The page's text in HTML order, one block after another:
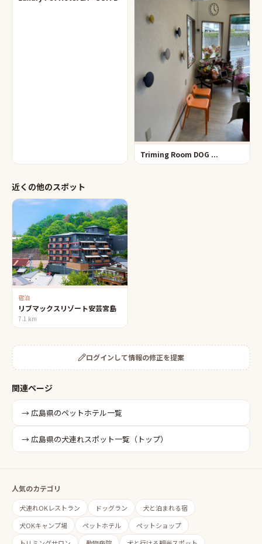
Triming Room DOG ...
近くの他のスポット
宿泊
リブマックスリゾート安芸宮島
7.1 km
ログインして情報の修正を提案
関連ページ
→広島県のペットホテル一覧
→広島県の犬連れスポット一覧（トップ）
人気のカテゴリ
犬連れOKレストラン ドッグラン
犬と泊まれる宿
犬OKキャンプ場
ペットホテル
ペットショップ